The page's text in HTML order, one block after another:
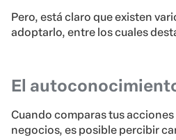
Pero, está claro que existen
adoptarlo, entre los cuales
El
Cuando comparas tus
negocios, es posible percibir